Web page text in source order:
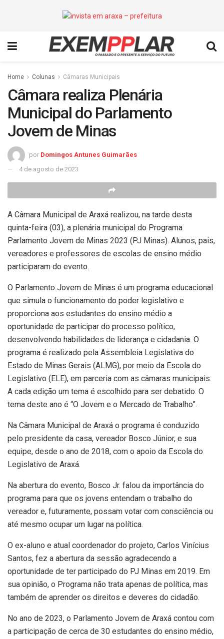
Home Colunas Câmaras Municipais
Câmara realiza Plenária
Municipal do Parlamento
Jovem de Minas
por Domingos Antunes Guimarães
4 de agosto de 2023
A Câmara Municipal de Araxá realizou, na tarde desta
quinta-feira (03), a plenária municipal do Programa
Parlamento Jovem de Minas 2023 (PJ Minas). Alunos, pais,
vereadores e professores de escolas de ensino médio
participaram do evento.
O Parlamento Jovem de Minas é um programa educacional
que simula o funcionamento do poder legislativo e
proporciona aos estudantes do ensino médio a
oportunidade de participar do processo político,
desenvolvendo habilidades de liderança e cidadania. O
programa é realizado pela Assembleia Legislativa do
Estado de Minas Gerais (ALMG), por meio da Escola do
Legislativo (ELE), em parceria com as câmaras municipais.
A cada edição um tema é escolhido para ser debatido. O
tema deste ano é “O Jovem e o Mercado de Trabalho”.
Na Câmara Municipal de Araxá o programa é conduzido
pelo presidente da casa, vereador Bosco Júnior, e sua
equipe, desde o ano de 2018, com o apoio da Escola do
Legislativo de Araxá.
Na abertura do evento, Bosco Jr. falou da importância do
programa para que os jovens entendam o trabalho do
vereador e, futuramente, possam votar com consciência ou
até mesmo ocupar um lugar na política.
O ex-aluno e atual coordenador do projeto, Carlos Vinícius
Santos, fez a abertura da sessão agradecendo a
oportunidade de ter participado do PJ Minas em 2019. Em
sua opinião, o Programa não trata apenas de política, mas
também de aprender os direitos e deveres do cidadão.
No ano de 2023, o Parlamento Jovem de Araxá contou com
a participação de cerca de 30 estudantes do ensino médio,